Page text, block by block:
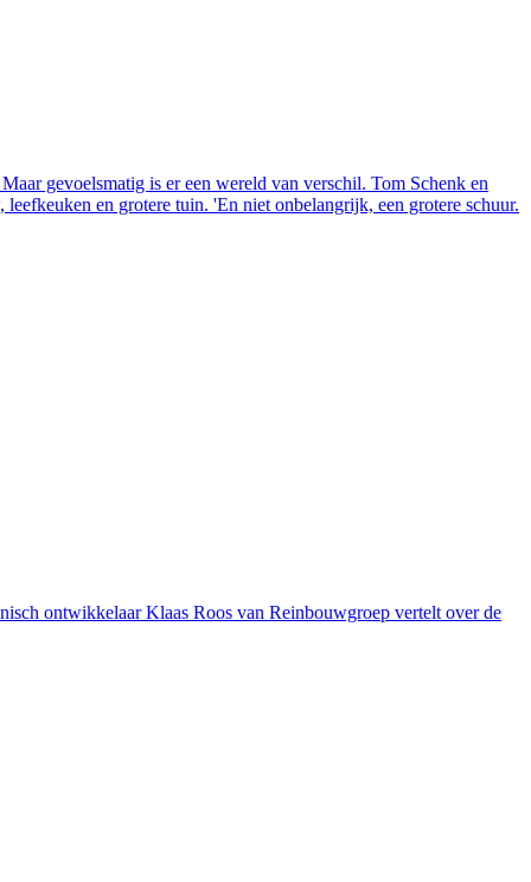
gevoelsmatig is er een wereld van verschil. Tom Schenk en
en grotere tuin. 'En niet onbelangrijk, een grotere schuur.
ontwikkelaar Klaas Roos van Reinbouwgroep vertelt over de